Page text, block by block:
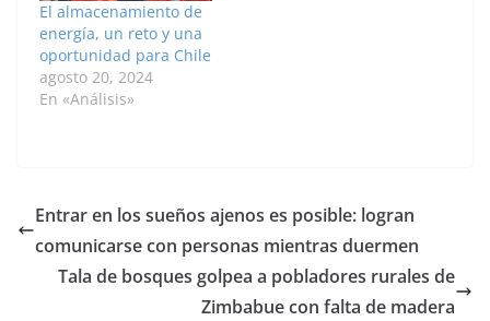
El almacenamiento de
energía, un reto y una
oportunidad para Chile
agosto 20, 2024
En «Análisis»
Entrar en los sueños ajenos es posible: logran
comunicarse con personas mientras duermen
Tala de bosques golpea a pobladores rurales de
Zimbabue con falta de madera